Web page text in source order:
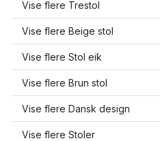
Vise flere Trestol
Vise flere Beige stol
Vise flere Stol eik
Vise flere Brun stol
Vise flere Dansk design
Vise flere Stoler